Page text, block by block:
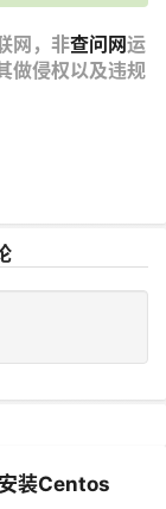
网，非查问网运
做侵权以及违规
装Centos